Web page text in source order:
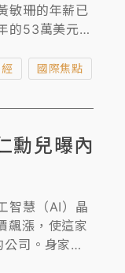
敏珊的年薪已
的53萬美元攀
國際焦點
勳兒曝內
智慧（AI）晶
飆漲，使這家
司。身家同